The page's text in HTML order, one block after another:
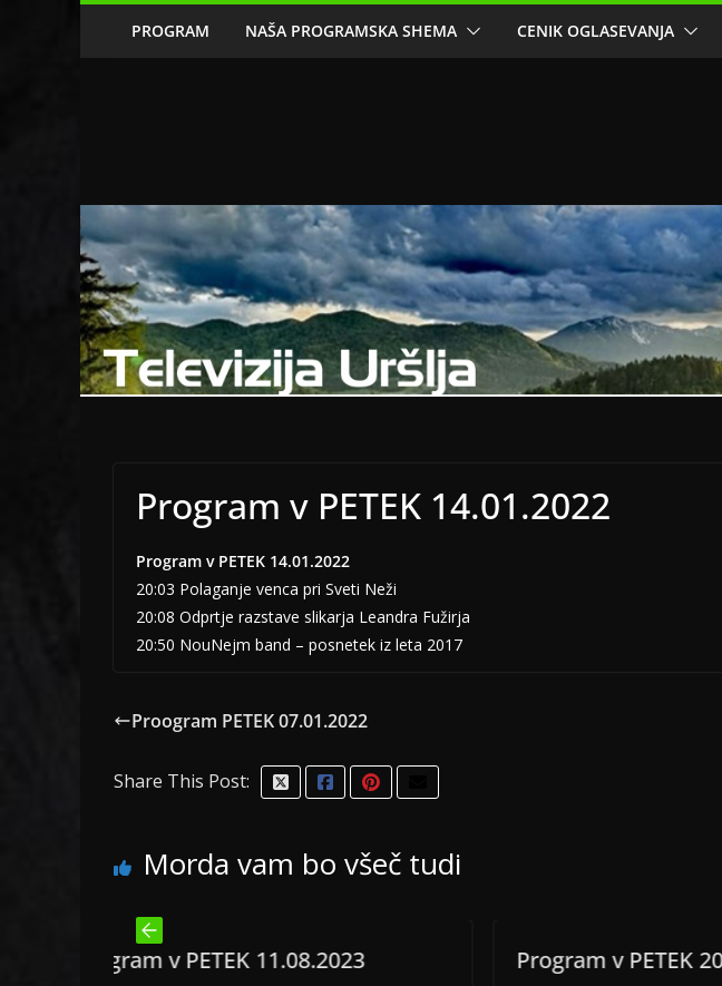
PROGRAM NAŠA PROGRAMSKA SHEMA CENIK OGLASEVANJA
Program v PETEK 14.01.2022
Program v PETEK 14.01.2022
20:03 Polaganje venca pri Sveti Neži
20:08 Odprtje razstave slikarja Leandra Fužirja
20:50 NouNejm band – posnetek iz leta 2017
Proogram PETEK 07.01.2022
Share This Post:
Morda vam bo všeč tudi
11.08.2023 Program v PETEK 20.12.2024